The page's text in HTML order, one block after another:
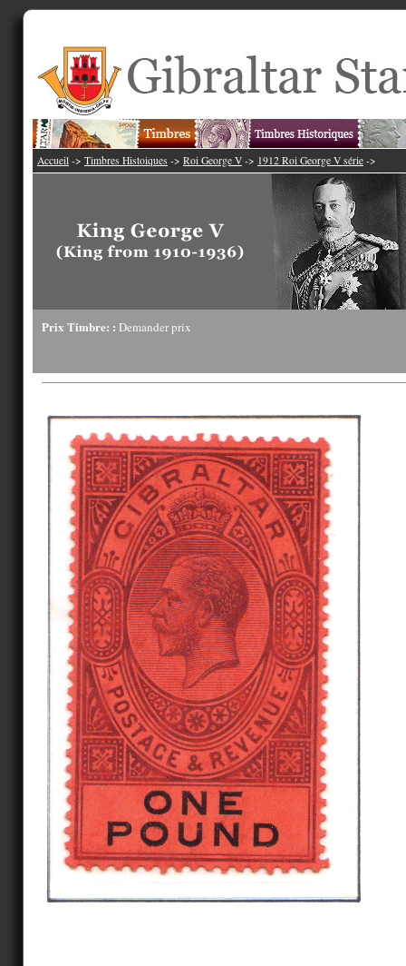
Accueil -> Timbres Histoiques -> Roi George V -> 1912 Roi George V série ->
Prix Timbre: : Demander prix